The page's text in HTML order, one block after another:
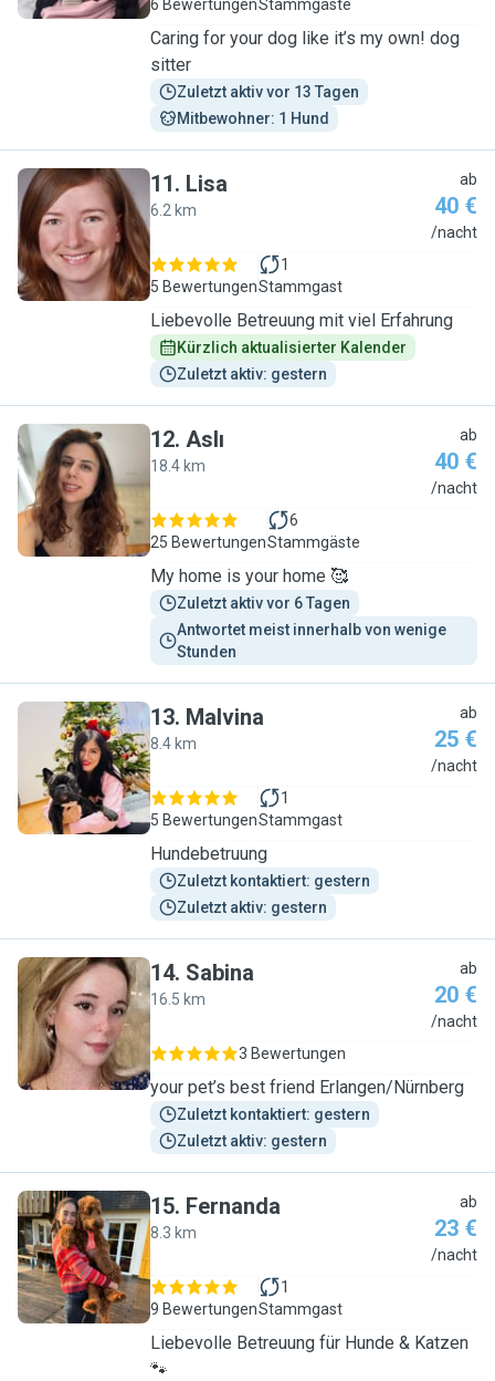
6 BewertungenStammgäste
Caring for your dog like it’s my own! dog
sitter
Zuletzt aktiv vor 13 Tagen
Mitbewohner: 1 Hund
L
11. Lisa
6.2 km
ab
40 €
/nacht
5 Bewertungen
1
Stammgast
Liebevolle Betreuung mit viel Erfahrung
Kürzlich aktualisierter Kalender
Zuletzt aktiv: gestern
A
12. Aslı
18.4 km
ab
40 €
/nacht
25 Bewertungen
6
Stammgäste
My home is your home 🥰
Zuletzt aktiv vor 6 Tagen
Antwortet meist innerhalb von wenige
Stunden
M
13. Malvina
8.4 km
ab
25 €
/nacht
5 Bewertungen
1
Stammgast
Hundebetruung
Zuletzt kontaktiert: gestern
Zuletzt aktiv: gestern
S
14. Sabina
16.5 km
ab
20 €
/nacht
3 Bewertungen
your pet’s best friend Erlangen/Nürnberg
Zuletzt kontaktiert: gestern
Zuletzt aktiv: gestern
F
15. Fernanda
8.3 km
ab
23 €
/nacht
9 Bewertungen
1
Stammgast
Liebevolle Betreuung für Hunde & Katzen
🐾